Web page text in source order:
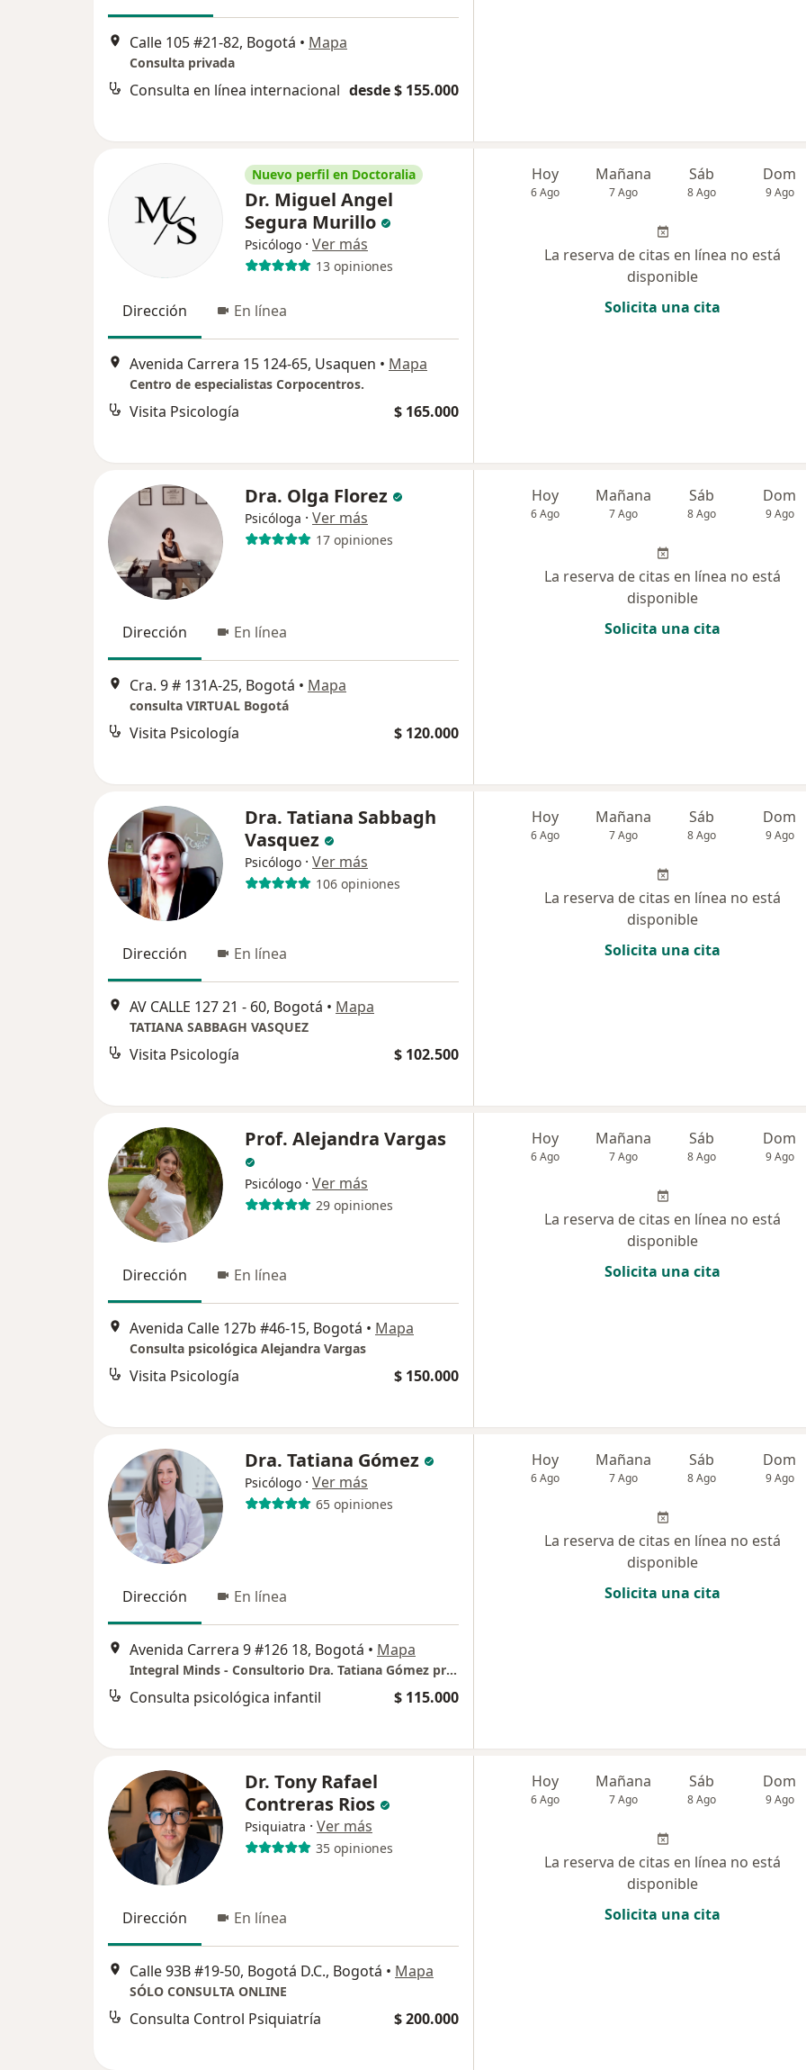
Calle 105 #21-82, Bogotá • Mapa
Consulta privada
Consulta en línea internacional desde $ 155.000
Nuevo perfil en Doctoralia
Dr. Miguel Angel
Segura Murillo
Psicólogo · Ver más
13 opiniones
Dirección En línea
Avenida Carrera 15 124-65, Usaquen • Mapa
Centro de especialistas Corpocentros.
Visita Psicología $ 165.000
Hoy
6 Ago
Mañana
7 Ago
Sáb
8 Ago
Dom
9 Ago
La reserva de citas en línea no está
disponible
Solicita una cita
Dra. Olga Florez
Psicóloga · Ver más
17 opiniones
Dirección En línea
Cra. 9 # 131A-25, Bogotá • Mapa
consulta VIRTUAL Bogotá
Visita Psicología $ 120.000
Hoy
6 Ago
Mañana
7 Ago
Sáb
8 Ago
Dom
9 Ago
La reserva de citas en línea no está
disponible
Solicita una cita
Dra. Tatiana Sabbagh
Vasquez
Psicólogo · Ver más
106 opiniones
Dirección En línea
AV CALLE 127 21 - 60, Bogotá • Mapa
TATIANA SABBAGH VASQUEZ
Visita Psicología $ 102.500
Hoy
6 Ago
Mañana
7 Ago
Sáb
8 Ago
Dom
9 Ago
La reserva de citas en línea no está
disponible
Solicita una cita
Prof. Alejandra Vargas
Psicólogo · Ver más
29 opiniones
Dirección En línea
Avenida Calle 127b #46-15, Bogotá • Mapa
Consulta psicológica Alejandra Vargas
Visita Psicología $ 150.000
Hoy
6 Ago
Mañana
7 Ago
Sáb
8 Ago
Dom
9 Ago
La reserva de citas en línea no está
disponible
Solicita una cita
Dra. Tatiana Gómez
Psicólogo · Ver más
65 opiniones
Dirección En línea
Avenida Carrera 9 #126 18, Bogotá • Mapa
Integral Minds - Consultorio Dra. Tatiana Gómez presencial
Consulta psicológica infantil $ 115.000
Hoy
6 Ago
Mañana
7 Ago
Sáb
8 Ago
Dom
9 Ago
La reserva de citas en línea no está
disponible
Solicita una cita
Dr. Tony Rafael
Contreras Rios
Psiquiatra · Ver más
35 opiniones
Dirección En línea
Calle 93B #19-50, Bogotá D.C., Bogotá • Mapa
SÓLO CONSULTA ONLINE
Consulta Control Psiquiatría $ 200.000
Hoy
6 Ago
Mañana
7 Ago
Sáb
8 Ago
Dom
9 Ago
La reserva de citas en línea no está
disponible
Solicita una cita